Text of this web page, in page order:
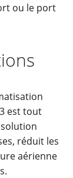
ou le port
est tout
réduit les
aérienne